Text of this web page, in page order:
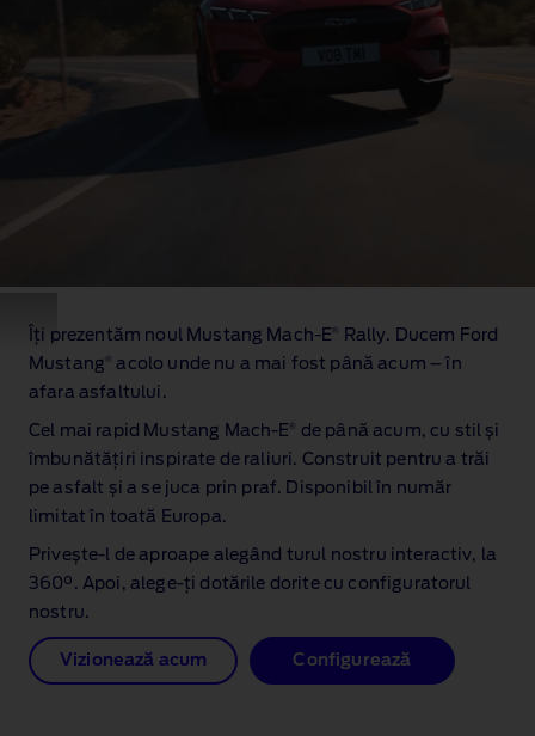
Mach-
Rally
culoare
Race
Red
drum
stâncos.
Îți prezentăm noul Mustang Mach‑E
Rally. Ducem Ford
Mustang
acolo unde nu a mai fost până acum – în
afara asfaltului.
Cel mai rapid Mustang Mach‑E
de până acum, cu stil și
îmbunătățiri inspirate de raliuri. Construit pentru a trăi
pe asfalt și a se juca prin praf. Disponibil în număr
limitat în toată Europa.
Privește‑l de aproape alegând turul nostru interactiv, la
360°. Apoi, alege‑ți dotările dorite cu configuratorul
nostru.
Vizionează acum Configurează